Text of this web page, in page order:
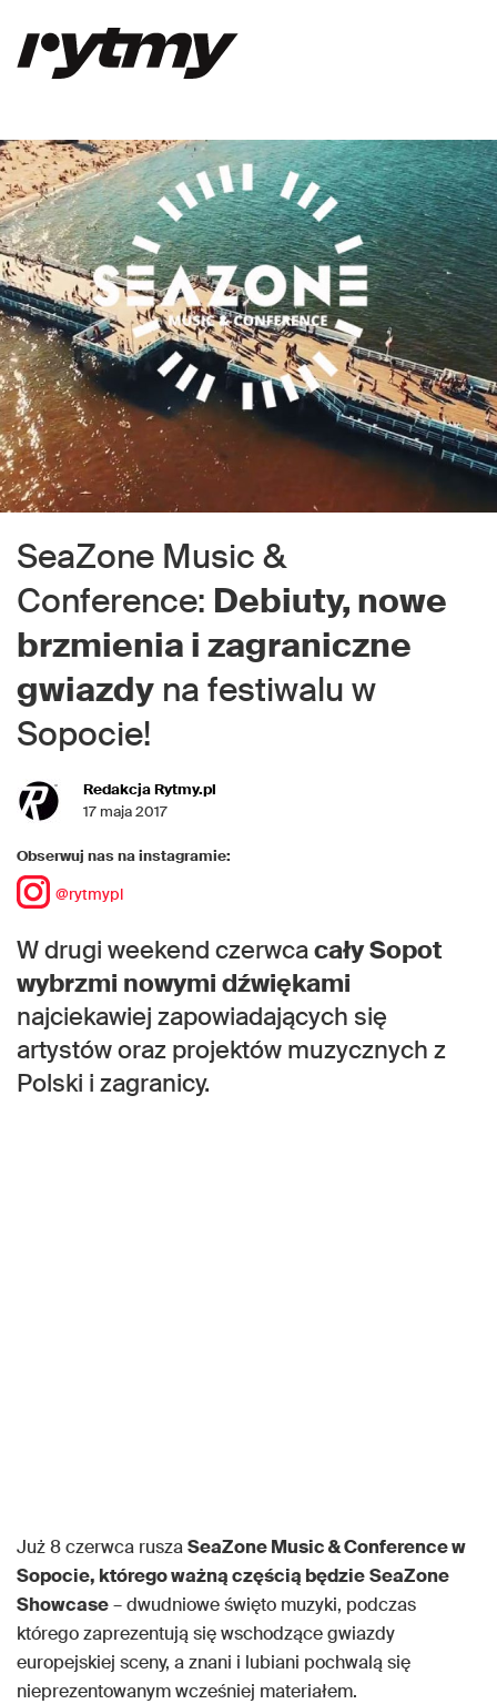
SeaZone Music &
Conference: Debiuty, nowe
brzmienia i zagraniczne
gwiazdy na festiwalu w
Sopocie!
Redakcja Rytmy.pl
17 maja 2017
Obserwuj nas na instagramie:
@rytmypl
W drugi weekend czerwcacały Sopot
wybrzmi nowymi dźwiękami
najciekawiej zapowiadających się
artystów oraz projektów muzycznych z
Polski i zagranicy.
Już 8 czerwca ruszaSeaZone Music & Conference w
Sopocie, którego ważną częścią będzieSeaZone
Showcase– dwudniowe święto muzyki, podczas
którego zaprezentują się wschodzące gwiazdy
europejskiej sceny, a znani i lubiani pochwalą się
nieprezentowanym wcześniej materiałem.